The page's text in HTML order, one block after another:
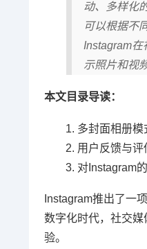
动、多样化
可以根据不
Instagram
示照片和视
本文目录导读：
多封面相册模
用户反馈与评
对Instagram
Instagram推出了一
数字化时代，社交
验。